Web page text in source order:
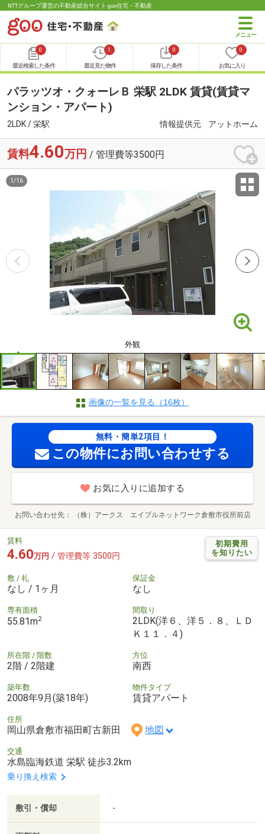
NTTグループ運営の不動産総合サイト goo住宅・不動産
0
最近検索した条件
1
最近見た物件
0
保存した条件
0
お気に入り
パラッツオ・クォーレＢ 栄駅 2LDK 賃貸(賃貸マ
ンション・アパート)
2LDK / 栄駅 情報提供元 アットホーム
賃料4.60万円 / 管理費等3500円
外観
1 /16
画像の一覧を見る（16枚）
無料・簡単2項目！
この物件にお問い合わせする
お気に入りに追加する
お問い合わせ先 （株）アークス エイブルネットワーク倉敷市役所前店
初期費用
を知りたい
賃料
4.60万円 / 管理費等 3500円
敷 / 礼
なし / 1ヶ月
保証金
なし
専有面積
55.81m2
間取り
2LDK(洋６、洋５．８、ＬＤ
Ｋ１１．４)
所在階 / 階数
2階 / 2階建
方位
南西
築年数
2008年9月(築18年)
物件タイプ
賃貸アパート
住所
岡山県倉敷市福田町古新田 地図
交通
水島臨海鉄道 栄駅 徒歩3.2km
乗り換え検索
敷引・償却 -